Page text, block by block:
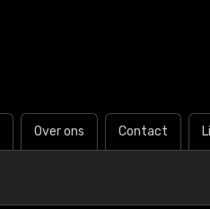
Over ons Contact